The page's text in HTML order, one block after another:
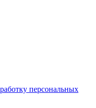
персональных